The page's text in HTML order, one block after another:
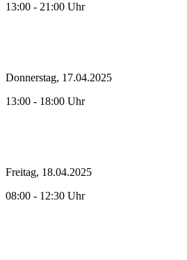
13:00 - 21:00 Uhr
Donnerstag, 17.04.2025
13:00 - 18:00 Uhr
Freitag, 18.04.2025
08:00 - 12:30 Uhr